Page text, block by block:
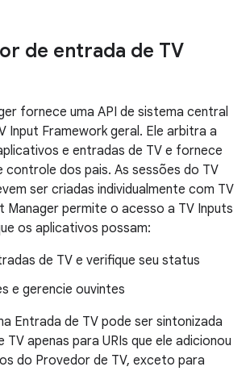
de entrada de TV
fornece uma API de sistema central
Input Framework geral. Ele arbitra a
e entradas de TV e fornece
controle dos pais. As sessões do TV
ser criadas individualmente com TV
Manager permite o acesso a TV Inputs
os aplicativos possam:
de TV e verifique seu status
e gerencie ouvintes
Entrada de TV pode ser sintonizada
apenas para URIs que ele adicionou
do Provedor de TV, exceto para